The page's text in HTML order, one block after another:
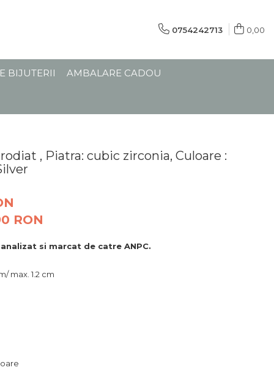
0754242713 0,00
BIJUTERII AMBALARE CADOU
, Piatra: cubic zirconia, Culoare :
RON
si marcat de catre ANPC.
max. 1.2 cm